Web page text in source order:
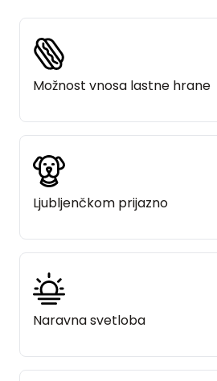
Možnost vnosa lastne hrane
Ljubljenčkom prijazno
Naravna svetloba